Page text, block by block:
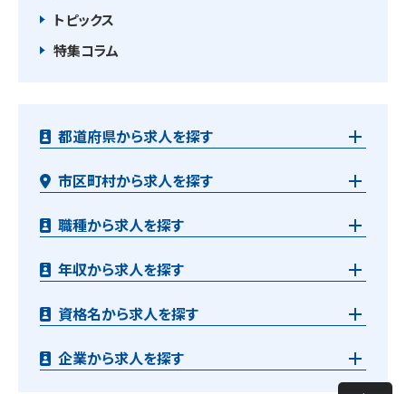
トピックス
特集コラム
都道府県から求人を探す
市区町村から求人を探す
職種から求人を探す
年収から求人を探す
資格名から求人を探す
企業から求人を探す